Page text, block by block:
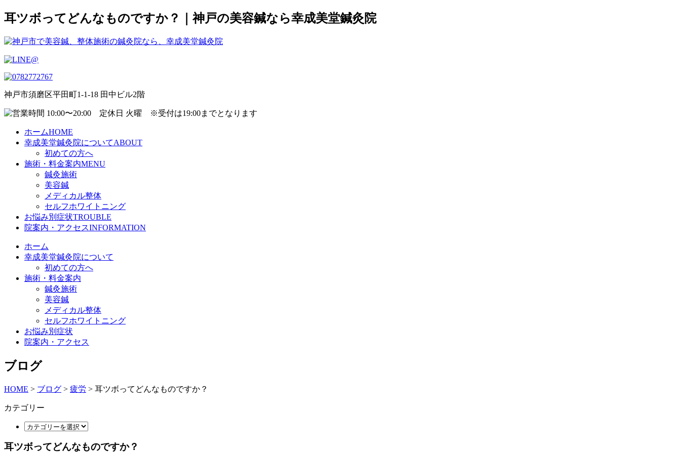
耳ツボってどんなものですか？｜神戸の美容鍼なら幸成美堂鍼灸院
神戸市須磨区平田町1-1-18 田中ビル2階
ホームHOME
幸成美堂鍼灸院についてABOUT
初めての方へ
施術・料金案内MENU
鍼灸施術
美容鍼
メディカル整体
セルフホワイトニング
お悩み別症状TROUBLE
院案内・アクセスINFORMATION
ホーム
幸成美堂鍼灸院について
初めての方へ
施術・料金案内
鍼灸施術
美容鍼
メディカル整体
セルフホワイトニング
お悩み別症状
院案内・アクセス
ブログ
HOME > ブログ > 疲労 > 耳ツボってどんなものですか？
カテゴリー
耳ツボってどんなものですか？